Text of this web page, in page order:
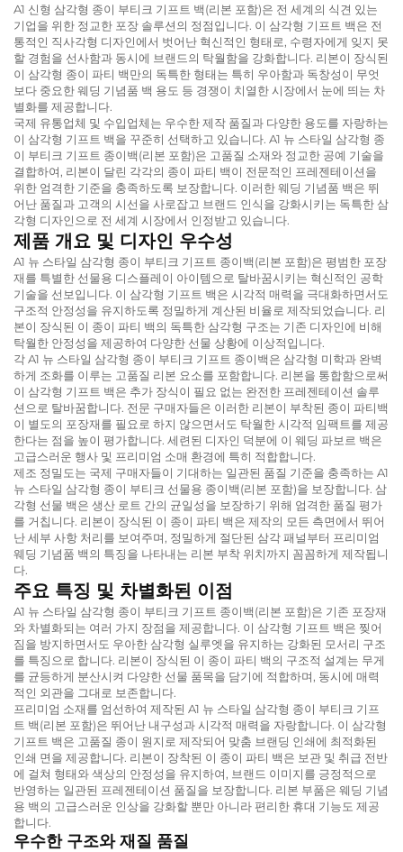
A1 신형 삼각형 종이 부티크 기프트 백(리본 포함)은 전 세계의 식견 있는
기업을 위한 정교한 포장 솔루션의 정점입니다. 이 삼각형 기프트 백은 전
통적인 직사각형 디자인에서 벗어난 혁신적인 형태로, 수령자에게 잊지 못
할 경험을 선사함과 동시에 브랜드의 탁월함을 강화합니다. 리본이 장식된
이 삼각형 종이 파티 백만의 독특한 형태는 특히 우아함과 독창성이 무엇
보다 중요한 웨딩 기념품 백 용도 등 경쟁이 치열한 시장에서 눈에 띄는 차
별화를 제공합니다.
국제 유통업체 및 수입업체는 우수한 제작 품질과 다양한 용도를 자랑하는
이 삼각형 기프트 백을 꾸준히 선택하고 있습니다. A1 뉴 스타일 삼각형 종
이 부티크 기프트 종이백(리본 포함)은 고품질 소재와 정교한 공예 기술을
결합하여, 리본이 달린 각각의 종이 파티 백이 전문적인 프레젠테이션을
위한 엄격한 기준을 충족하도록 보장합니다. 이러한 웨딩 기념품 백은 뛰
어난 품질과 고객의 시선을 사로잡고 브랜드 인식을 강화시키는 독특한 삼
각형 디자인으로 전 세계 시장에서 인정받고 있습니다.
제품 개요 및 디자인 우수성
A1 뉴 스타일 삼각형 종이 부티크 기프트 종이백(리본 포함)은 평범한 포장
재를 특별한 선물용 디스플레이 아이템으로 탈바꿈시키는 혁신적인 공학
기술을 선보입니다. 이 삼각형 기프트 백은 시각적 매력을 극대화하면서도
구조적 안정성을 유지하도록 정밀하게 계산된 비율로 제작되었습니다. 리
본이 장식된 이 종이 파티 백의 독특한 삼각형 구조는 기존 디자인에 비해
탁월한 안정성을 제공하여 다양한 선물 상황에 이상적입니다.
각 A1 뉴 스타일 삼각형 종이 부티크 기프트 종이백은 삼각형 미학과 완벽
하게 조화를 이루는 고품질 리본 요소를 포함합니다. 리본을 통합함으로써
이 삼각형 기프트 백은 추가 장식이 필요 없는 완전한 프레젠테이션 솔루
션으로 탈바꿈합니다. 전문 구매자들은 이러한 리본이 부착된 종이 파티백
이 별도의 포장재를 필요로 하지 않으면서도 탁월한 시각적 임팩트를 제공
한다는 점을 높이 평가합니다. 세련된 디자인 덕분에 이 웨딩 파보르 백은
고급스러운 행사 및 프리미엄 소매 환경에 특히 적합합니다.
제조 정밀도는 국제 구매자들이 기대하는 일관된 품질 기준을 충족하는 A1
뉴 스타일 삼각형 종이 부티크 선물용 종이백(리본 포함)을 보장합니다. 삼
각형 선물 백은 생산 로트 간의 균일성을 보장하기 위해 엄격한 품질 평가
를 거칩니다. 리본이 장식된 이 종이 파티 백은 제작의 모든 측면에서 뛰어
난 세부 사항 처리를 보여주며, 정밀하게 절단된 삼각 패널부터 프리미엄
웨딩 기념품 백의 특징을 나타내는 리본 부착 위치까지 꼼꼼하게 제작됩니
다.
주요 특징 및 차별화된 이점
A1 뉴 스타일 삼각형 종이 부티크 기프트 종이백(리본 포함)은 기존 포장재
와 차별화되는 여러 가지 장점을 제공합니다. 이 삼각형 기프트 백은 찢어
짐을 방지하면서도 우아한 삼각형 실루엣을 유지하는 강화된 모서리 구조
를 특징으로 합니다. 리본이 장식된 이 종이 파티 백의 구조적 설계는 무게
를 균등하게 분산시켜 다양한 선물 품목을 담기에 적합하며, 동시에 매력
적인 외관을 그대로 보존합니다.
프리미엄 소재를 엄선하여 제작된 A1 뉴 스타일 삼각형 종이 부티크 기프
트 백(리본 포함)은 뛰어난 내구성과 시각적 매력을 자랑합니다. 이 삼각형
기프트 백은 고품질 종이 원지로 제작되어 맞춤 브랜딩 인쇄에 최적화된
인쇄 면을 제공합니다. 리본이 장착된 이 종이 파티 백은 보관 및 취급 전반
에 걸쳐 형태와 색상의 안정성을 유지하여, 브랜드 이미지를 긍정적으로
반영하는 일관된 프레젠테이션 품질을 보장합니다. 리본 부품은 웨딩 기념
용 백의 고급스러운 인상을 강화할 뿐만 아니라 편리한 휴대 기능도 제공
합니다.
우수한 구조와 재질 품질